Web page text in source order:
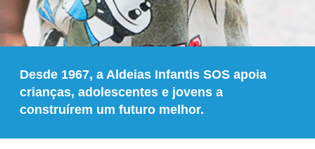
Desde 1967, a Aldeias Infantis SOS apoia
crianças, adolescentes e jovens a
construírem um futuro melhor.